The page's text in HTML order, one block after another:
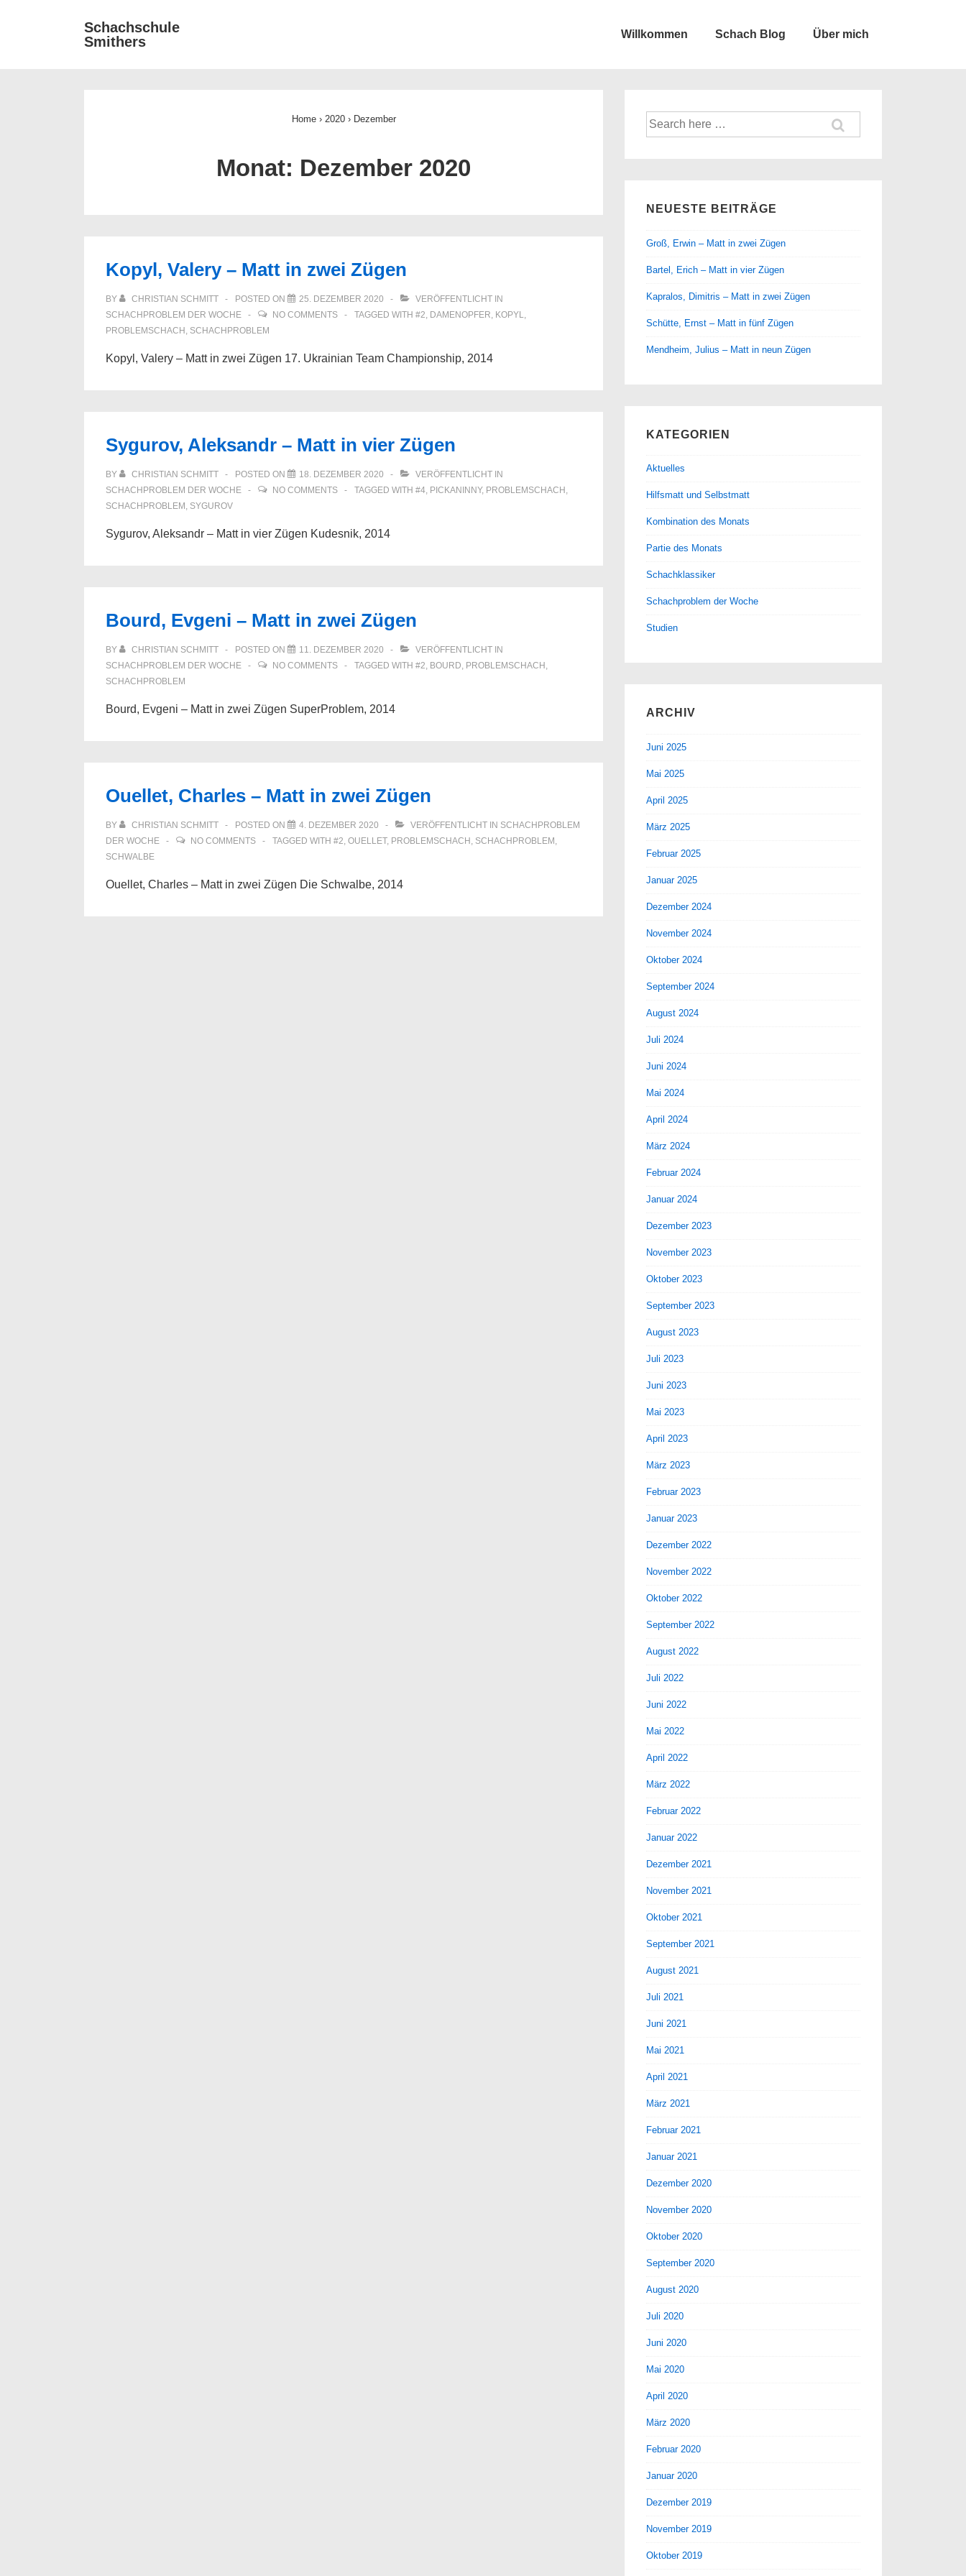
Schachschule
Smithers
Willkommen Schach Blog Über mich
Home › 2020 › Dezember
Monat: Dezember 2020
Kopyl, Valery – Matt in zwei Zügen
BY CHRISTIAN SCHMITT POSTED ON 25. DEZEMBER 2020
VERÖFFENTLICHT IN
SCHACHPROBLEM DER WOCHE
NO COMMENTS TAGGED WITH #2, DAMENOPFER, KOPYL,
PROBLEMSCHACH , SCHACHPROBLEM
Kopyl, Valery – Matt in zwei Zügen 17. Ukrainian Team Championship, 2014
Sygurov, Aleksandr – Matt in vier Zügen
BY CHRISTIAN SCHMITT POSTED ON 18. DEZEMBER 2020
VERÖFFENTLICHT IN
SCHACHPROBLEM DER WOCHE
NO COMMENTS TAGGED WITH #4, PICKANINNY, PROBLEMSCHACH ,
SCHACHPROBLEM , SYGUROV
Sygurov, Aleksandr – Matt in vier Zügen Kudesnik, 2014
Bourd, Evgeni – Matt in zwei Zügen
BY CHRISTIAN SCHMITT POSTED ON 11. DEZEMBER 2020
VERÖFFENTLICHT IN
SCHACHPROBLEM DER WOCHE
NO COMMENTS TAGGED WITH #2, BOURD, PROBLEMSCHACH ,
SCHACHPROBLEM
Bourd, Evgeni – Matt in zwei Zügen SuperProblem, 2014
Ouellet, Charles – Matt in zwei Zügen
BY CHRISTIAN SCHMITT POSTED ON 4. DEZEMBER 2020 VERÖFFENTLICHT IN SCHACHPROBLEM
DER WOCHE
NO COMMENTS TAGGED WITH #2, OUELLET, PROBLEMSCHACH , SCHACHPROBLEM ,
SCHWALBE
Ouellet, Charles – Matt in zwei Zügen Die Schwalbe, 2014
Suche
nach:
NEUESTE BEITRÄGE
Groß, Erwin – Matt in zwei Zügen
Bartel, Erich – Matt in vier Zügen
Kapralos, Dimitris – Matt in zwei Zügen
Schütte, Ernst – Matt in fünf Zügen
Mendheim, Julius – Matt in neun Zügen
KATEGORIEN
Aktuelles
Hilfsmatt und Selbstmatt
Kombination des Monats
Partie des Monats
Schachklassiker
Schachproblem der Woche
Studien
ARCHIV
Juni 2025
Mai 2025
April 2025
März 2025
Februar 2025
Januar 2025
Dezember 2024
November 2024
Oktober 2024
September 2024
August 2024
Juli 2024
Juni 2024
Mai 2024
April 2024
März 2024
Februar 2024
Januar 2024
Dezember 2023
November 2023
Oktober 2023
September 2023
August 2023
Juli 2023
Juni 2023
Mai 2023
April 2023
März 2023
Februar 2023
Januar 2023
Dezember 2022
November 2022
Oktober 2022
September 2022
August 2022
Juli 2022
Juni 2022
Mai 2022
April 2022
März 2022
Februar 2022
Januar 2022
Dezember 2021
November 2021
Oktober 2021
September 2021
August 2021
Juli 2021
Juni 2021
Mai 2021
April 2021
März 2021
Februar 2021
Januar 2021
Dezember 2020
November 2020
Oktober 2020
September 2020
August 2020
Juli 2020
Juni 2020
Mai 2020
April 2020
März 2020
Februar 2020
Januar 2020
Dezember 2019
November 2019
Oktober 2019